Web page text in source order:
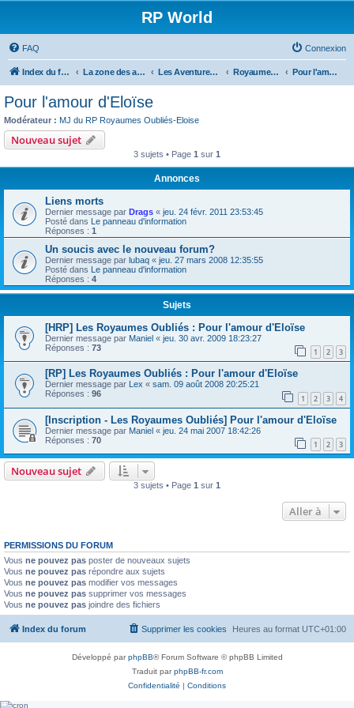
RP World
FAQ Connexion
Index du forum La zone des aventures - Forums RP Les Aventures présentes Royaumes Oubliés Pour l'amour d'Eloïse
Pour l'amour d'Eloïse
Modérateur : MJ du RP Royaumes Oubliés-Eloise
Nouveau sujet
3 sujets • Page 1 sur 1
Annonces
Liens morts
Dernier message par Drags « jeu. 24 févr. 2011 23:53:45
Posté dans Le panneau d'information
Réponses : 1
Un soucis avec le nouveau forum?
Dernier message par lubaq « jeu. 27 mars 2008 12:35:55
Posté dans Le panneau d'information
Réponses : 4
Sujets
[HRP] Les Royaumes Oubliés : Pour l'amour d'Eloïse
Dernier message par Maniel « jeu. 30 avr. 2009 18:23:27
Réponses : 73 1 2 3
[RP] Les Royaumes Oubliés : Pour l'amour d'Eloïse
Dernier message par Lex « sam. 09 août 2008 20:25:21
Réponses : 96 1 2 3 4
[Inscription - Les Royaumes Oubliés] Pour l'amour d'Eloïse
Dernier message par Maniel « jeu. 24 mai 2007 18:42:26
Réponses : 70 1 2 3
Nouveau sujet
3 sujets • Page 1 sur 1
Aller à
PERMISSIONS DU FORUM
Vous ne pouvez pas poster de nouveaux sujets
Vous ne pouvez pas répondre aux sujets
Vous ne pouvez pas modifier vos messages
Vous ne pouvez pas supprimer vos messages
Vous ne pouvez pas joindre des fichiers
Index du forum Heures au format UTC+01:00
Supprimer les cookies
Développé parphpBB® Forum Software © phpBB Limited
Traduit parphpBB-fr.com
Confidentialité | Conditions